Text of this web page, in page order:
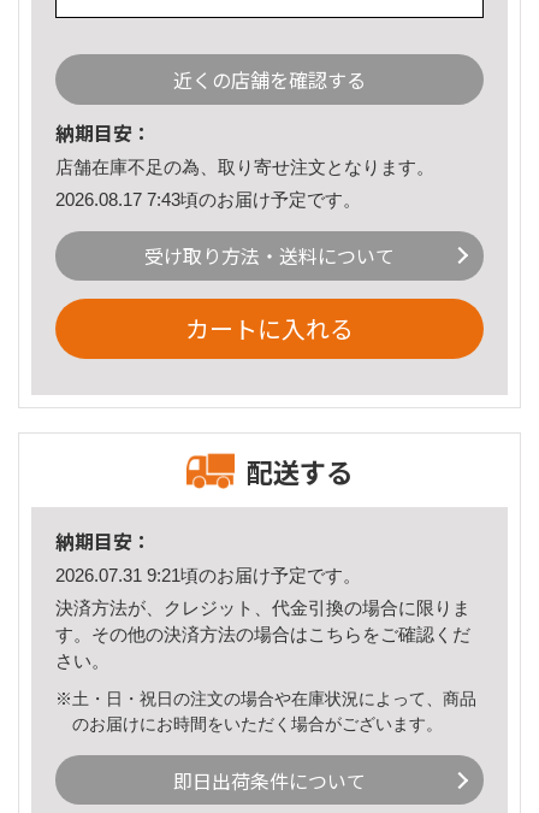
近くの店舗を確認する
納期目安：
店舗在庫不足の為、取り寄せ注文となります。
2026.08.17 7:43頃のお届け予定です。
受け取り方法・送料について
カートに入れる
配送する
納期目安：
2026.07.31 9:21頃のお届け予定です。
決済方法が、クレジット、代金引換の場合に限りま
す。その他の決済方法の場合はこちら をご確認くだ
さい。
※土・日・祝日の注文の場合や在庫状況によって、商品
のお届けにお時間をいただく場合がございます。
即日出荷条件について